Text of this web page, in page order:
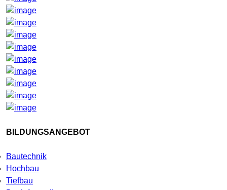
BILDUNGSANGEBOT
Bautechnik
Hochbau
Tiefbau